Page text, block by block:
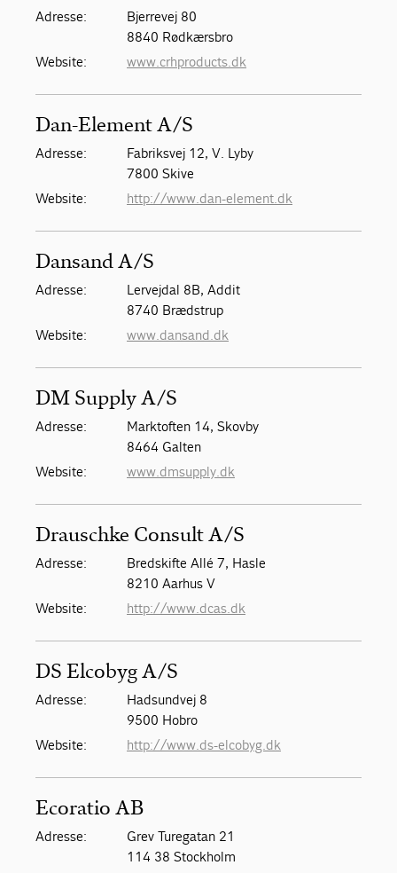
Adresse:
Bjerrevej 80
8840 Rødkærsbro
Website:
www.crhproducts.dk
Dan-Element A/S
Adresse:
Fabriksvej 12, V. Lyby
7800 Skive
Website:
http://www.dan-element.dk
Dansand A/S
Adresse:
Lervejdal 8B, Addit
8740 Brædstrup
Website:
www.dansand.dk
DM Supply A/S
Adresse:
Marktoften 14, Skovby
8464 Galten
Website:
www.dmsupply.dk
Drauschke Consult A/S
Adresse:
Bredskifte Allé 7, Hasle
8210 Aarhus V
Website:
http://www.dcas.dk
DS Elcobyg A/S
Adresse:
Hadsundvej 8
9500 Hobro
Website:
http://www.ds-elcobyg.dk
Ecoratio AB
Adresse:
Grev Turegatan 21
114 38 Stockholm